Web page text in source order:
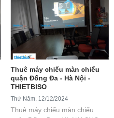
Thuê máy chiếu màn chiếu
quận Đống Đa - Hà Nội -
THIETBISO
Thứ Năm, 12/12/2024
Thuê máy chiếu màn chiếu